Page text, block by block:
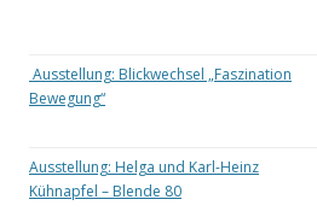
Ausstellung: Blickwechsel „Faszination
Bewegung“
Ausstellung: Helga und Karl-Heinz
Kühnapfel – Blende 80